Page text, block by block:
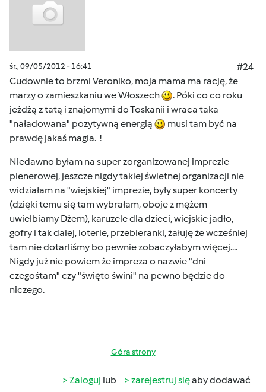
śr., 09/05/2012 - 16:41
#24
Cudownie to brzmi Veroniko, moja mama ma rację, że
marzy o zamieszkaniu we Włoszech
. Póki co co roku
jeżdżą z tatą i znajomymi do Toskanii i wraca taka
"naładowana" pozytywną energią
musi tam być na
prawdę jakaś magia. !
Niedawno byłam na super zorganizowanej imprezie
plenerowej, jeszcze nigdy takiej świetnej organizacji nie
widziałam na "wiejskiej" imprezie, były super koncerty
(dzięki temu się tam wybrałam, oboje z mężem
uwielbiamy Dżem), karuzele dla dzieci, wiejskie jadło,
gofry i tak dalej, loterie, przebieranki, żałuję że wcześniej
tam nie dotarliśmy bo pewnie zobaczyłabym więcej....
Nigdy już nie powiem że impreza o nazwie "dni
czegośtam" czy "święto świni" na pewno będzie do
niczego.
Góra strony
Zaloguj lub zarejestruj sięaby dodawać